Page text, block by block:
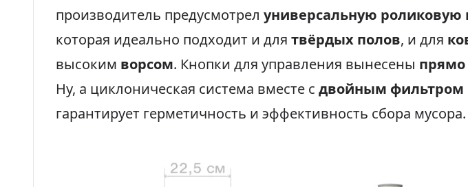
производитель предусмотрел универсальную роликовую
которая идеально подходит и для твёрдых полов, и для
высоким ворсом. Кнопки для управления вынесены прямо
Ну, а циклоническая система вместе с двойным фильтром
гарантирует герметичность и эффективность сбора мусора.